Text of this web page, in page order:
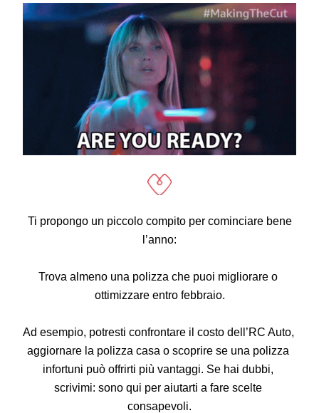
Ti propongo un piccolo compito per cominciare bene
l’anno:
Trova almeno una polizza che puoi migliorare o
ottimizzare entro febbraio.
Ad esempio, potresti confrontare il costo dell’RC Auto,
aggiornare la polizza casa o scoprire se una polizza
infortuni può offrirti più vantaggi. Se hai dubbi,
scrivimi: sono qui per aiutarti a fare scelte
consapevoli.